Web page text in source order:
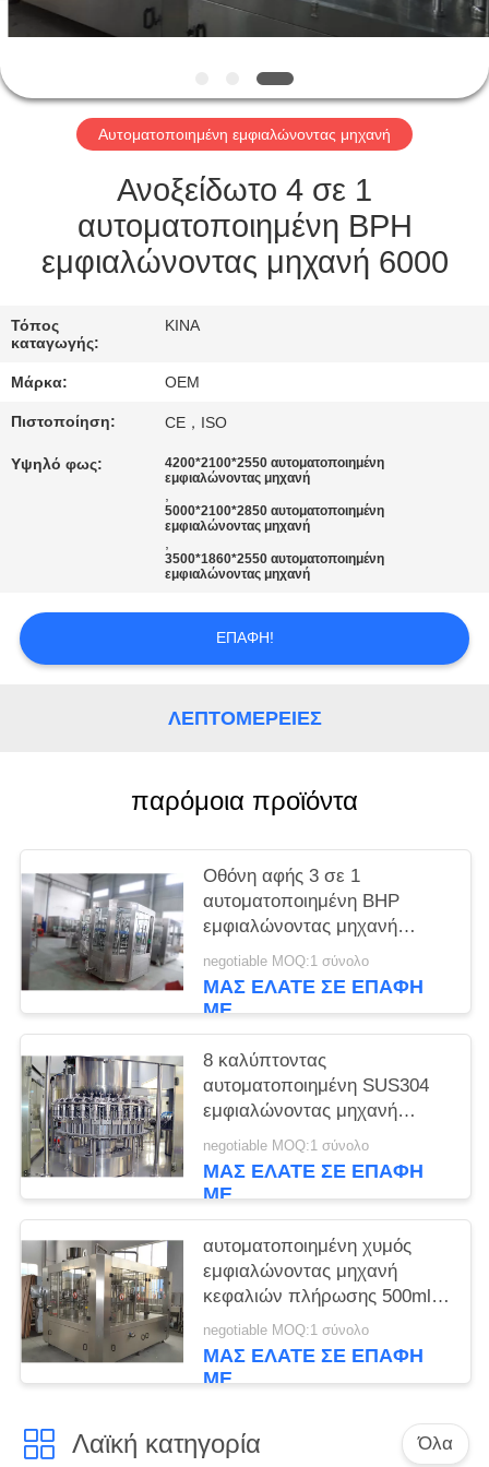
ΈΛΕΓΧΟΣ
ΜΑΣ
ΕΛΆΤΕ
ΖΗΤΉΣΤΕ
ΈΝΑ
ΑΠΌΣΠΑΣΜΑ
SITEMAP
Αυτοματοποιημένη εμφιαλώνοντας μηχανή
Ανοξείδωτο 4 σε 1
αυτοματοποιημένη BPH
εμφιαλώνοντας μηχανή 6000
Τόπος
καταγωγής:
ΚΙΝΑ
Μάρκα: OEM
Πιστοποίηση: CE，ISO
Υψηλό φως:
4200*2100*2550 αυτοματοποιημένη
εμφιαλώνοντας μηχανή
,
5000*2100*2850 αυτοματοποιημένη
εμφιαλώνοντας μηχανή
,
3500*1860*2550 αυτοματοποιημένη
εμφιαλώνοντας μηχανή
ΕΠΑΦΉ!
ΛΕΠΤΟΜΈΡΕΙΕΣ
παρόμοια προϊόντα
Οθόνη αφής 3 σε 1
αυτοματοποιημένη BHP
εμφιαλώνοντας μηχανή
13500
negotiable MOQ:1 σύνολο
ΜΑΣ ΕΛΆΤΕ ΣΕ ΕΠΑΦΉ
ΜΕ
8 καλύπτοντας
αυτοματοποιημένη SUS304
εμφιαλώνοντας μηχανή
κεφαλιών 5.8KW
negotiable MOQ:1 σύνολο
ΜΑΣ ΕΛΆΤΕ ΣΕ ΕΠΑΦΉ
ΜΕ
αυτοματοποιημένη χυμός
εμφιαλώνοντας μηχανή
κεφαλιών πλήρωσης 500ml
negotiable MOQ:1 σύνολο
ΜΑΣ ΕΛΆΤΕ ΣΕ ΕΠΑΦΉ
ΜΕ
Λαϊκή κατηγορία Όλα